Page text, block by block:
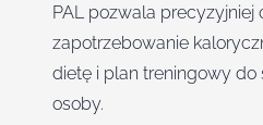
PAL pozwala precyzyjniej
zapotrzebowanie
dietę i plan treningowy do
osoby.